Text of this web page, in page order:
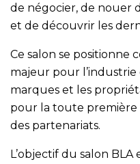
de négocier, de nouer
et de découvrir les
Ce salon se positionne
majeur pour l’industrie
marques et les
pour la toute première
des partenariats.
L’objectif du salon BLA